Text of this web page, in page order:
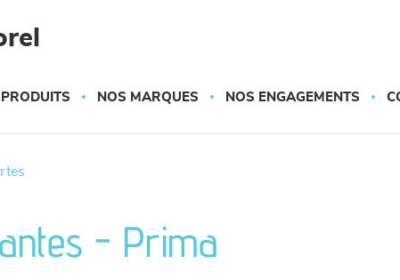
NOS MARQUES NOS ENGAGEMENTS
- Prima